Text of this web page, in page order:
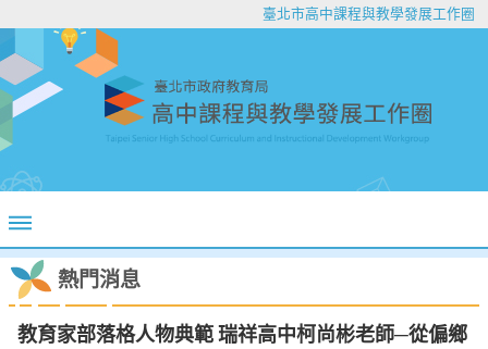
臺北市高中課程與教學發展工作圈
熱門消息
教育家部落格人物典範 瑞祥高中柯尚彬老師─從偏鄉